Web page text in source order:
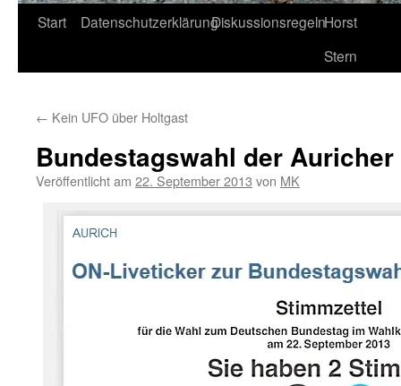
Start DatenschutzerklärungDiskussionsregelnHorst
Stern
← Kein UFO über Holtgast
Bundestagswahl der
Veröffentlicht am 22. September 2013 von MK